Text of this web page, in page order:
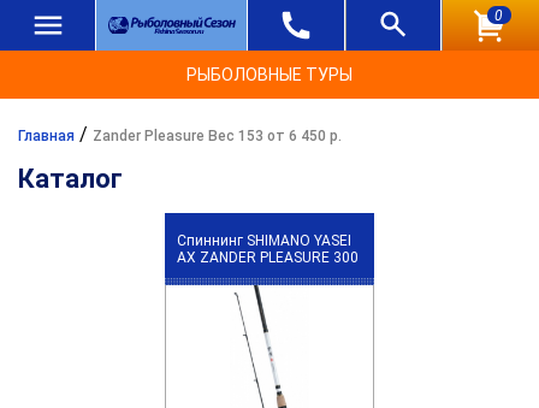
0
РЫБОЛОВНЫЕ ТУРЫ
Главная / Zander Pleasure Вес 153 от 6 450 р.
Каталог
Спиннинг SHIMANO YASEI
АХ ZANDER PLEASURE 300